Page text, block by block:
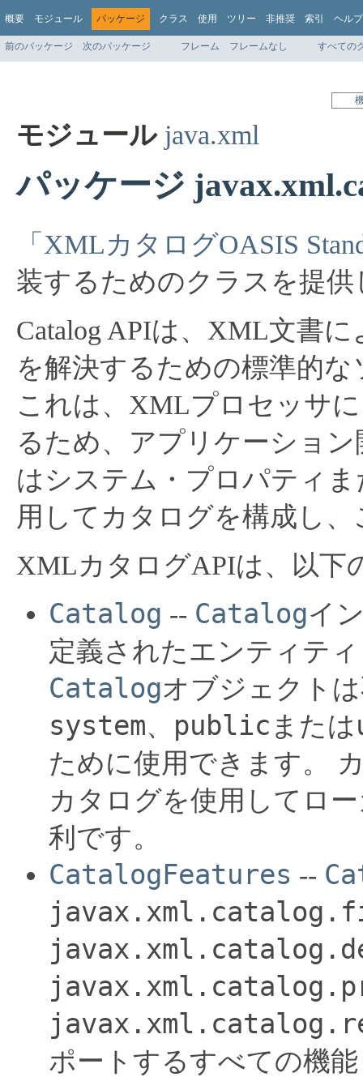
概要 モジュール パッケージ クラス 使用 ツリー 非推奨 索引 ヘルプ
前のパッケージ 次のパッケージ フレーム フレームなし すべての
モジュール java.xml
パッケージ
「XMLカタログOASIS
装するためのクラスを提供
Catalog APIは、XML文書
を解決するための標準的
これは、XMLプロセッサ
るため、アプリケーショ
はシステム・プロパティま
用してカタログを構成し
XMLカタログAPIは、以下
Catalog -- Catalogイ
定義されたエンティテ
Catalogオブジェクト
system、 public または
ために使用できます。
カタログを使用してロ
利です。
CatalogFeatures --
ポートするすべての機